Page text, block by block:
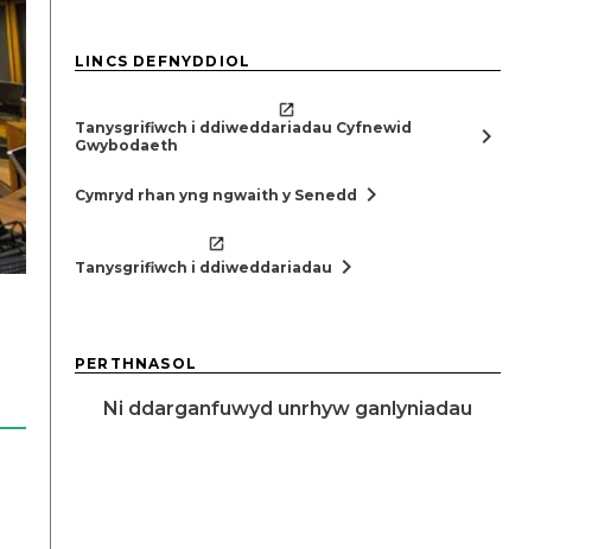
LINCS DEFNYDDIOL
Tanysgrifiwch i ddiweddariadau Cyfnewid
Gwybodaeth
chevron_right
Cymryd rhan yng ngwaith y Senedd chevron_right
Tanysgrifiwch i ddiweddariadau chevron_right
PERTHNASOL
Ni ddarganfuwyd unrhyw ganlyniadau